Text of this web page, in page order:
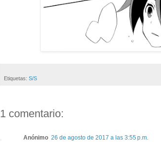
Etiquetas: S/S
1 comentario:
Anónimo 26 de agosto de 2017 a las 3:55 p.m.